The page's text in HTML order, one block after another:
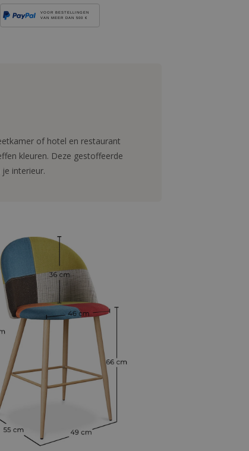
VOOR BESTELLINGEN
VAN MEER DAN 500 €
of hotel en restaurant
kleuren. Deze gestoffeerde
interieur.